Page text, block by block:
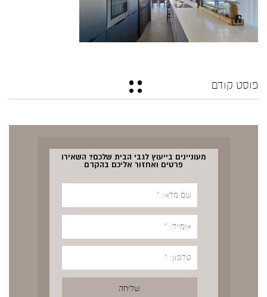
פוסט קודם
מעוניינים בייעוץ לגבי הבית שלכם? השאירו
פרטים ואחזור אליכם בהקדם